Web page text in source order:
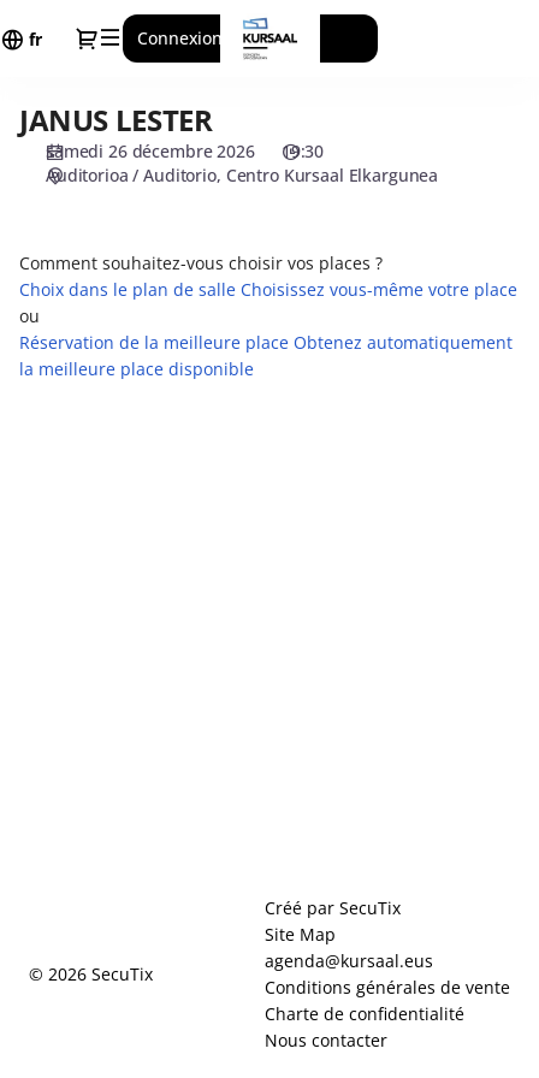
fr Dialogue
Connexion Inscrivez-vous
des
Kursaal
Elkargunea
JANUS
LESTER]
Centro
JANUS
LESTER
JANUS LESTER
samedi 26 décembre 2026
19:30
Auditorioa / Auditorio Centro Kursaal Elkargunea
Comment souhaitez-vous choisir vos places ?
Choix dans le plan de salle Choisissez vous-même votre place
ou
Réservation de la meilleure place Obtenez automatiquement
la meilleure place disponible
© 2026 SecuTix
Créé par SecuTix
Site Map
agenda@kursaal.eus
Conditions générales de vente
Charte de confidentialité
Nous contacter